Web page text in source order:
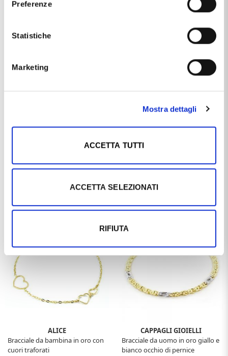
Preferenze
Statistiche
Marketing
Mostra dettagli
ACCETTA TUTTI
ACCETTA SELEZIONATI
RIFIUTA
Soggetto
, distribuito dal marchioOROBIMBI
precisamente nella sottocategoriaBRACCIALI IN ORO
DISPONIBILEed il prezzo di questo prodotto è
Ti potrebbe anche interessare
ALICE
Bracciale da bambina in oro con
cuori traforati
CAPPAGLI GIOIELLI
Bracciale da uomo in oro giallo e
bianco occhio di pernice